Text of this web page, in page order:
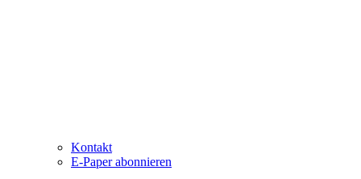
Kontakt
E-Paper abonnieren